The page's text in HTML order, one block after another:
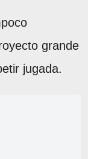
grande
jugada.